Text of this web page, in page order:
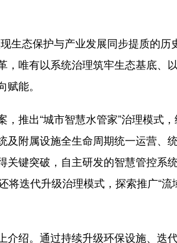
态保护与产业发展同步提质的历
唯有以系统治理筑牢生态基底、
能。
推出“城市智慧水管家”治理模式
附属设施全生命周期统一运营、统
键突破，自主研发的智慧管控系
迭代升级治理模式，探索推广“流
绍。通过持续升级环保设施、迭